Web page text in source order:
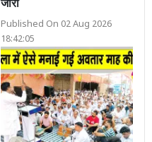
जारी
Published On 02 Aug 2026
18:42:05